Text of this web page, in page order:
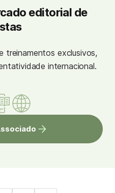
editorial de
treinamentos exclusivos,
internacional.